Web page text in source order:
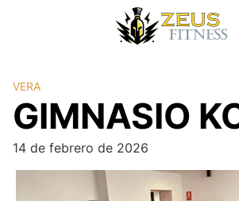
VERA
GIMNASIO
14 de febrero de 2026